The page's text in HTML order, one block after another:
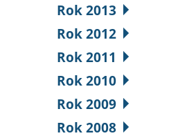
Rok 2013
Rok 2012
Rok 2011
Rok 2010
Rok 2009
Rok 2008